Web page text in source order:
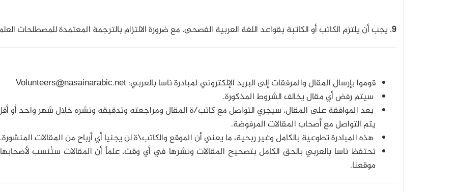
9. يجب أن يلتزم الكاتب أو الكاتبة بقواعد اللغة العربية الفصحى، مع ضرورة الالتزام بالترجمة المعتمدة للمصطلحات
قوموا بإرسال المقال والمرفقات إلى البريد الإلكتروني لمبادرة ناسا بالعربي:Volunteers@nasainarabic.net
سيتم رفض أي مقال يخالف الشروط المذكورة.
بعد الموافقة على المقال، سيجري التواصل مع كاتب/ة المقال ومراجعته وتدقيقه ونشره خلال شهر واحد أو
يتم التواصل مع أصحاب المقالات المرفوضة.
هذه المبادرة تطوعية بالكامل وغير ربحية، ما يعني أن الموقع والكاتب\ة لن يجنيا أي أرباح من المقالات المنشورة.
تحتفظ ناسا بالعربي بالحق الكامل بتصحيح المقالات ونشرها في أي وقت، علماً أن المقالات ستُنسب
موقعنا.